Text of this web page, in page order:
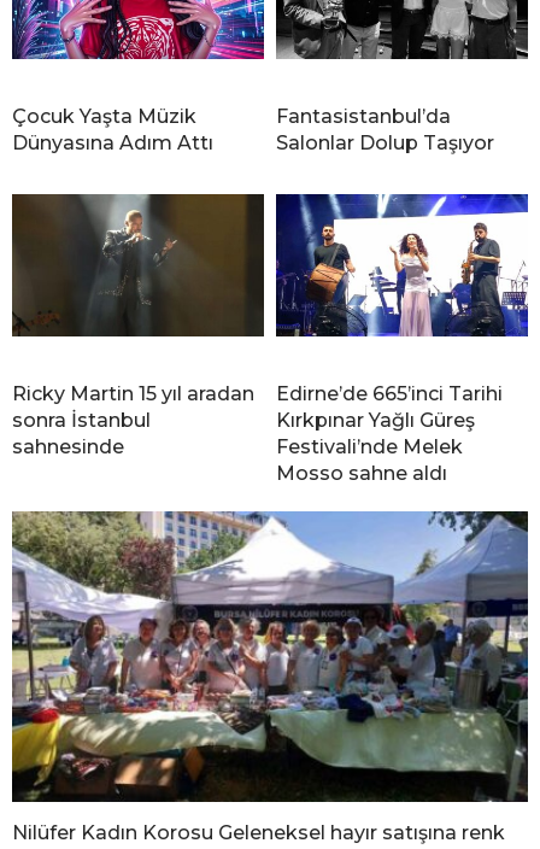
Çocuk Yaşta Müzik
Dünyasına Adım Attı
Fantasistanbul’da
Salonlar Dolup Taşıyor
Ricky Martin 15 yıl aradan
sonra İstanbul
sahnesinde
Edirne’de 665’inci Tarihi
Kırkpınar Yağlı Güreş
Festivali’nde Melek
Mosso sahne aldı
Nilüfer Kadın Korosu Geleneksel hayır satışına renk